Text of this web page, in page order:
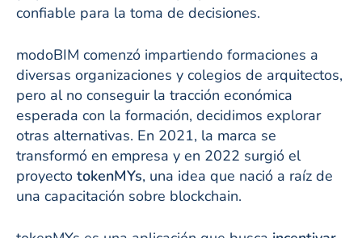
confiable para la toma de decisiones.
modoBIM comenzó impartiendo formaciones a
diversas organizaciones y colegios de arquitectos,
pero al no conseguir la tracción económica
esperada con la formación, decidimos explorar
otras alternativas. En 2021, la marca se
transformó en empresa y en 2022 surgió el
proyecto tokenMYs, una idea que nació a raíz de
una capacitación sobre blockchain.